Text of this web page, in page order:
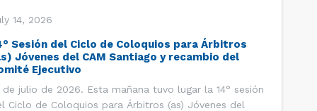
14, 2026
Sesión del Ciclo de Coloquios para Árbitros
Jóvenes del CAM Santiago y recambio del
Ejecutivo
de julio de 2026. Esta mañana tuvo lugar la 14° sesión
Ciclo de Coloquios para Árbitros (as) Jóvenes del